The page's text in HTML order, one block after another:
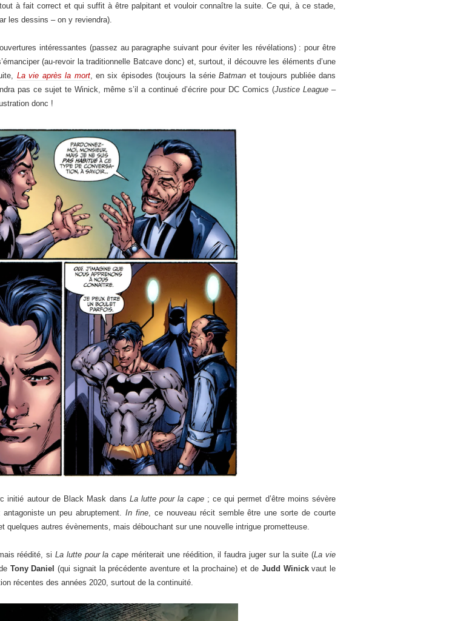
à fait correct et qui suffit à être palpitant et vouloir connaître la suite. Ce qui, à ce stade,
les dessins – on y reviendra).
intéressantes (passez au paragraphe suivant pour éviter les révélations) : pour être
(au-revoir la traditionnelle Batcave donc) et, surtout, il découvre les éléments d’une
La vie après la mort, en six épisodes (toujours la sérieBatman et toujours publiée dans
pas ce sujet te Winick, même s’il a continué d’écrire pour DC Comics (Justice League –
donc !
initié autour de Black Mask dans La lutte pour la cape; ce qui permet d’être moins sévère
un peu abruptement.In fine , ce nouveau récit semble être une sorte de courte
autres évènements, mais débouchant sur une nouvelle intrigue prometteuse.
réédité, si La lutte pour la cape mériterait une réédition, il faudra juger sur la suite (La vie
Tony Daniel (qui signait la précédente aventure et la prochaine) et de Judd Winickvaut le
récentes des années 2020, surtout de la continuité.